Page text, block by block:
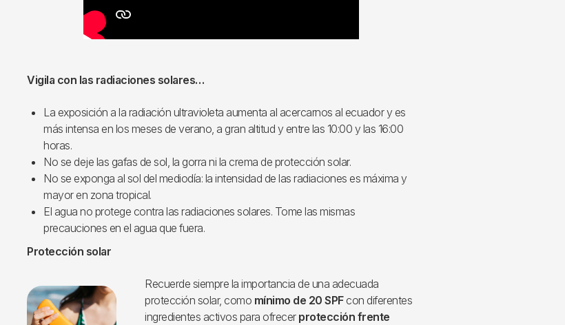
Vigila con las radiaciones solares…
La exposición a la radiación ultravioleta aumenta al acercarnos al ecuador y es
más intensa en los meses de verano, a gran altitud y entre las 10:00 y las 16:00
horas.
No se deje las gafas de sol, la gorra ni la crema de protección solar.
No se exponga al sol del mediodía: la intensidad de las radiaciones es máxima y
mayor en zona tropical.
El agua no protege contra las radiaciones solares. Tome las mismas
precauciones en el agua que fuera.
Protección solar
Imagen
Recuerde siempre la importancia de una adecuada
protección solar, como mínimo de 20 SPFcon diferentes
ingredientes activos para ofrecer protección frente